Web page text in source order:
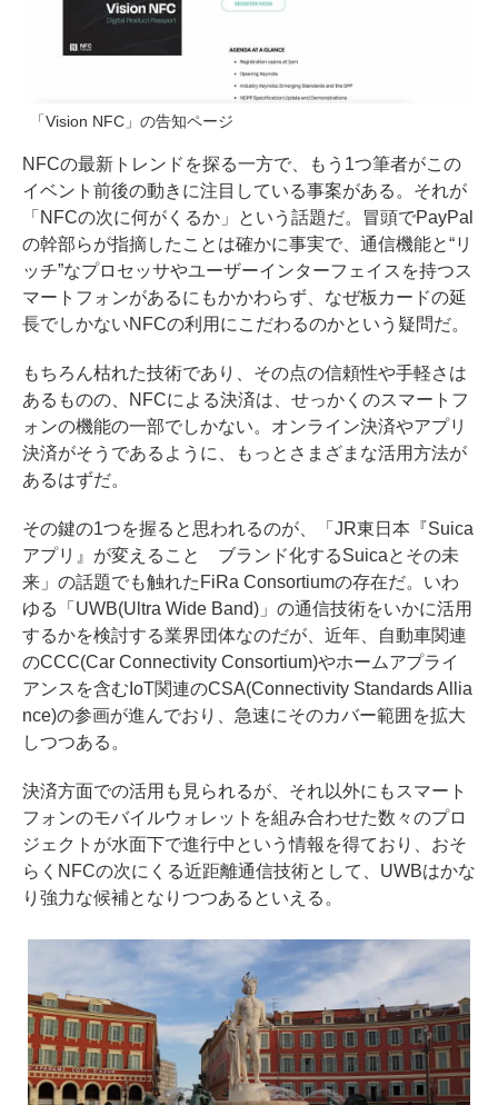
「Vision NFC」の告知ページ
NFCの最新トレンドを探る一方で、もう1つ筆者がこの
イベント前後の動きに注目している事案がある。それが
「NFCの次に何がくるか」という話題だ。冒頭でPayPal
の幹部らが指摘したことは確かに事実で、通信機能と“リ
ッチ”なプロセッサやユーザーインターフェイスを持つス
マートフォンがあるにもかかわらず、なぜ板カードの延
長でしかないNFCの利用にこだわるのかという疑問だ。
もちろん枯れた技術であり、その点の信頼性や手軽さは
あるものの、NFCによる決済は、せっかくのスマートフ
ォンの機能の一部でしかない。オンライン決済やアプリ
決済がそうであるように、もっとさまざまな活用方法が
あるはずだ。
その鍵の1つを握ると思われるのが、
「JR東日本『Suica
アプリ』が変えること ブランド化するSuicaとその未
来」 の話題でも触れた FiRa Consortiumの存在だ。いわ
ゆる「UWB(Ultra Wide Band)」の通信技術をいかに活用
するかを検討する業界団体なのだが、近年、自動車関連
のCCC(Car Connectivity Consortium)やホームアプライ
アンスを含むIoT関連のCSA(Connectivity Standards Allia
nce)の参画が進んでおり、急速にそのカバー範囲を拡大
しつつある。
決済方面での活用も見られるが、それ以外にもスマート
フォンのモバイルウォレットを組み合わせた数々のプロ
ジェクトが水面下で進行中という情報を得ており、おそ
らくNFCの次にくる近距離通信技術として、UWBはかな
り強力な候補となりつつあるといえる。